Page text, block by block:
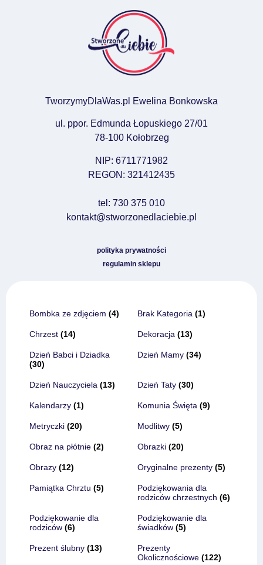
TworzymyDlaWas.pl Ewelina Bonkowska
ul. ppor. Edmunda Łopuskiego 27/01
78-100 Kołobrzeg
NIP: 6711771982
REGON: 321412435
tel: 730 375 010
kontakt@stworzonedlaciebie.pl
polityka prywatności
regulamin sklepu
Bombka ze zdjęciem (4) Brak Kategoria (1)
Chrzest (14) Dekoracja (13)
Dzień Babci i Dziadka
(30)
Dzień Mamy (34)
Dzień Nauczyciela (13) Dzień Taty (30)
Kalendarzy (1) Komunia Święta (9)
Metryczki (20) Modlitwy (5)
Obraz na płótnie (2) Obrazki (20)
Obrazy (12) Oryginalne prezenty (5)
Pamiątka Chrztu (5)
Podziękowania dla
rodziców chrzestnych (6)
Podziękowanie dla
rodziców (6)
Podziękowanie dla
świadków (5)
Prezent ślubny (13)
Prezenty
Okolicznościowe (122)